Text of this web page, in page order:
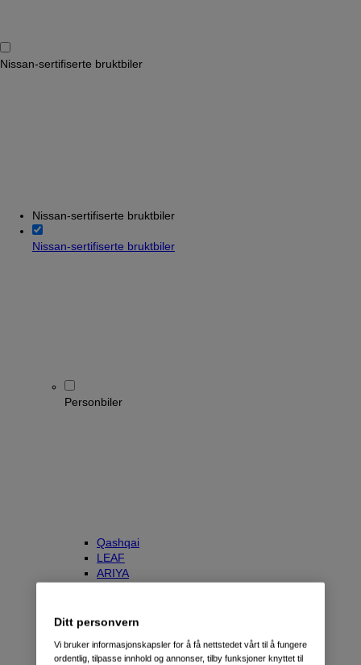
Nissan-sertifiserte bruktbiler
Nissan-sertifiserte bruktbiler
Nissan-sertifiserte bruktbiler
Personbiler
Qashqai
LEAF
ARIYA
e-NV200 Evalia
Ditt personvern
Vi bruker informasjonskapsler for å få nettstedet vårt til å fungere
ordentlig, tilpasse innhold og annonser, tilby funksjoner knyttet til